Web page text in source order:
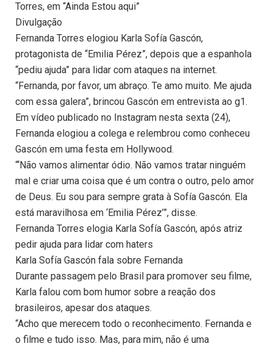
Torres, em “Ainda Estou aqui”
Divulgação
Fernanda Torres elogiou Karla Sofía Gascón,
protagonista de “Emilia Pérez”, depois que a espanhola
“pediu ajuda” para lidar com ataques na internet.
“Fernanda, por favor, um abraço. Te amo muito. Me ajuda
com essa galera”, brincou Gascón em entrevista ao g1.
Em vídeo publicado no Instagram nesta sexta (24),
Fernanda elogiou a colega e relembrou como conheceu
Gascón em uma festa em Hollywood.
“‘Não vamos alimentar ódio. Não vamos tratar ninguém
mal e criar uma coisa que é um contra o outro, pelo amor
de Deus. Eu sou para sempre grata à Sofía Gascón. Ela
está maravilhosa em ‘Emilia Pérez’”, disse.
Fernanda Torres elogia Karla Sofía Gascón, após atriz
pedir ajuda para lidar com haters
Karla Sofía Gascón fala sobre Fernanda
Durante passagem pelo Brasil para promover seu filme,
Karla falou com bom humor sobre a reação dos
brasileiros, apesar dos ataques.
“Acho que merecem todo o reconhecimento. Fernanda e
o filme e tudo isso. Mas, para mim, não é uma